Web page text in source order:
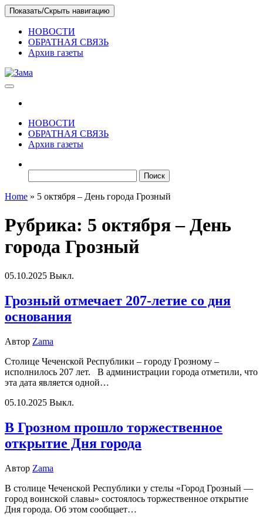
Skip
to
content
Показать/Скрыть навигацию
НОВОСТИ
ОБРАТНАЯ СВЯЗЬ
Архив газеты
НОВОСТИ
ОБРАТНАЯ СВЯЗЬ
Архив газеты
Home » 5 октября – День города Грозный
Рубрика: 5 октября – День
города Грозный
05.10.2025 Выкл.
Грозный отмечает 207-летие со дня
основания
Автор Zama
Столице Чеченской Республики – городу Грозному –
исполнилось 207 лет. В администрации города отметили, что
эта дата является одной…
05.10.2025 Выкл.
В Грозном прошло торжественное
открытие Дня города
Автор Zama
В столице Чеченской Республики у стелы «Город Грозный —
город воинской славы» состоялось торжественное открытие
Дня города. Об этом сообщает…